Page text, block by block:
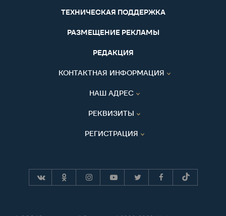
ТЕХНИЧЕСКАЯ ПОДДЕРЖКА
РАЗМЕЩЕНИЕ РЕКЛАМЫ
РЕДАКЦИЯ
КОНТАКТНАЯ ИНФОРМАЦИЯ
НАШ АДРЕС
РЕКВИЗИТЫ
РЕГИСТРАЦИЯ